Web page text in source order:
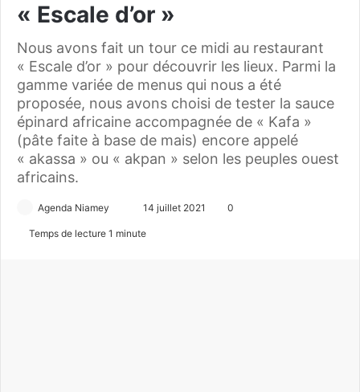
« Escale d’or »
Nous avons fait un tour ce midi au restaurant
« Escale d’or » pour découvrir les lieux. Parmi la
gamme variée de menus qui nous a été
proposée, nous avons choisi de tester la sauce
épinard africaine accompagnée de « Kafa »
(pâte faite à base de mais) encore appelé
« akassa » ou « akpan » selon les peuples ouest
africains.
Agenda Niamey
n
14 juillet 2021 0
Temps de lecture 1 minute